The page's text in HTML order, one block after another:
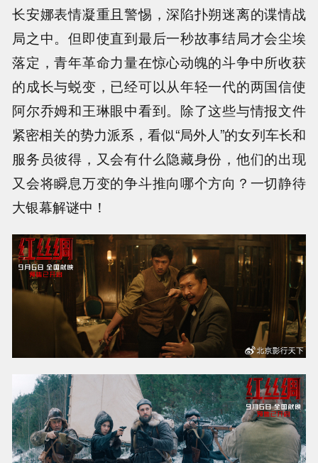
长安娜表情凝重且警惕，深陷扑朔迷离的谍情战
局之中。但即使直到最后一秒故事结局才会尘埃
落定，青年革命力量在惊心动魄的斗争中所收获
的成长与蜕变，已经可以从年轻一代的两国信使
阿尔乔姆和王琳眼中看到。除了这些与情报文件
紧密相关的势力派系，看似“局外人”的女列车长和
服务员彼得，又会有什么隐藏身份，他们的出现
又会将瞬息万变的争斗推向哪个方向？一切静待
大银幕解谜中！